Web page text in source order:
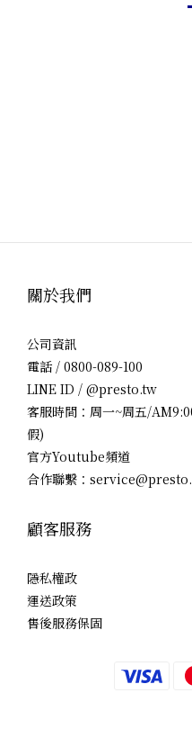
關於我們
公司資訊
電話 / 0800-089-100
LINE ID / @presto.tw
客服時間：周一~周五/
假)
官方Youtube頻道
合作聯繫：
顧客服務
隱私權政
運送政策
售後服務保固